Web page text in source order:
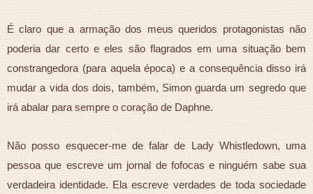
É claro que a armação dos meus queridos protagonistas não
poderia dar certo e eles são flagrados em uma situação bem
constrangedora (para aquela época) e a consequência disso irá
mudar a vida dos dois, também, Simon guarda um segredo que
irá abalar para sempre o coração de Daphne.
Não posso esquecer-me de falar de Lady Whistledown, uma
pessoa que escreve um jornal de fofocas e ninguém sabe sua
verdadeira identidade. Ela escreve verdades de toda sociedade